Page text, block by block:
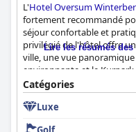
L'Hotel Oversum
fortement recommandé
séjour confortable et
privilégié de l'hôtel offre
ville, une vue
environnante et le
stationnement pour les
varié et savoureux, avec
Les chambres sont
certaines avec de grandes
Lire les résumés
Catégories
Luxe